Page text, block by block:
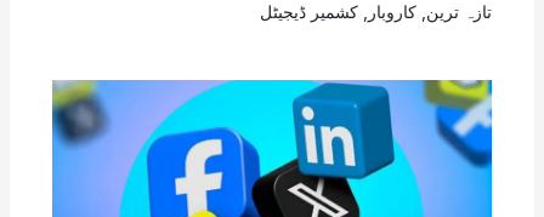
تازہ ترین کاروبار کشمیر ڈیجیٹل